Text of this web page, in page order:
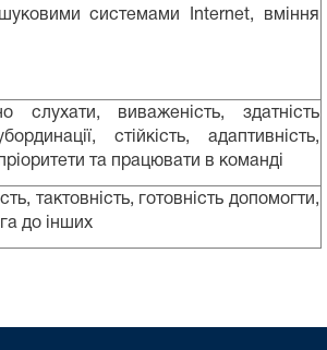
системами Internet, вміння
виваженість, здатність
стійкість, адаптивність,
та працювати в команді
тактовність, готовність допомогти,
до інших